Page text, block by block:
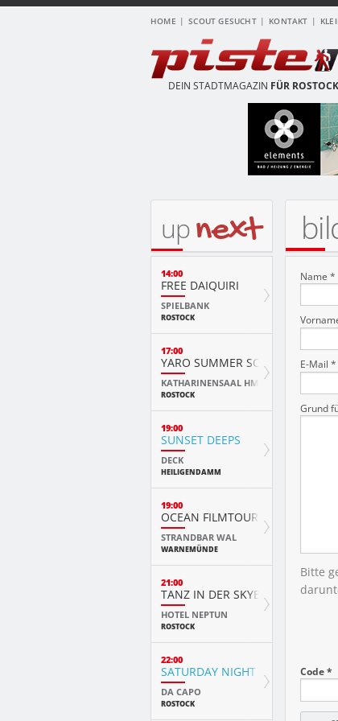
HOME SCOUT GESUCHT KONTAKT
DEIN STADTMAGAZIN FÜR ROSTOCK
Name *
E-Mail *
Grund
Bitte
Code *
upnext
14:00
FREE DAIQUIRI
SPIELBANK
ROSTOCK
17:00
YARO SUMMER SCHOOL
KATHARINENSAAL HMT
ROSTOCK
19:00
SUNSET DEEPS
DECK
HEILIGENDAMM
19:00
OCEAN FILMTOUR
STRANDBAR WAL
WARNEMÜNDE
21:00
TANZ IN DER SKYBAR
HOTEL NEPTUN
ROSTOCK
22:00
SATURDAY NIGHT
DA CAPO
ROSTOCK